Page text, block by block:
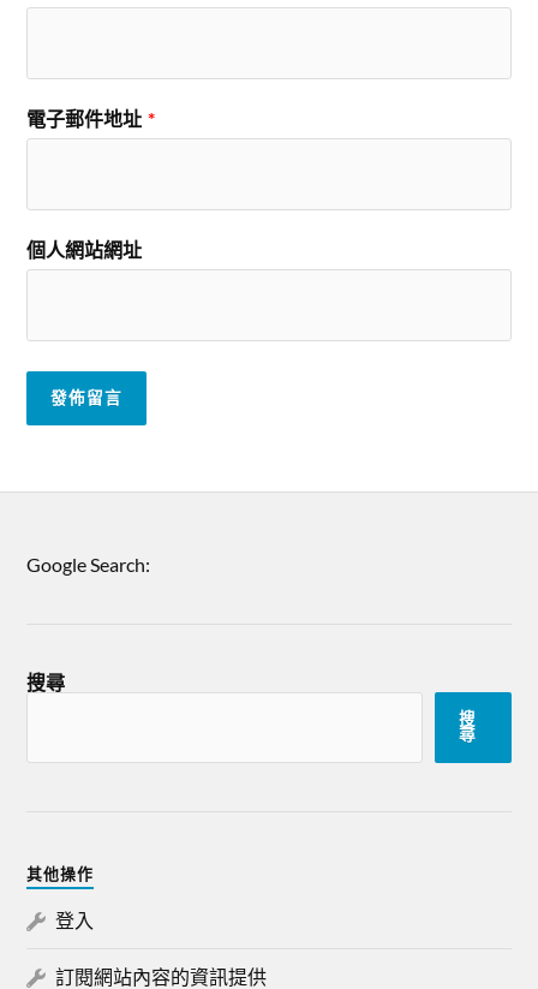
電子郵件地址 *
個人網站網址
Google Search:
搜尋
搜
尋
其他操作
登入
訂閱網站內容的資訊提供